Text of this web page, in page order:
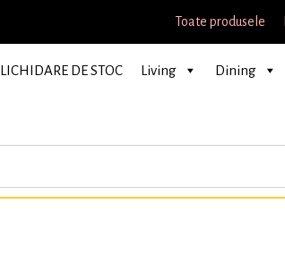
Toate produsele
LICHIDARE DE STOC Living Dining